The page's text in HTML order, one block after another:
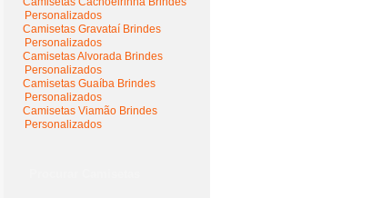
Personalizados
Camisetas Gravataí Brindes
Personalizados
Camisetas Alvorada Brindes
Personalizados
Camisetas Guaíba Brindes
Personalizados
Camisetas Viamão Brindes
Personalizados